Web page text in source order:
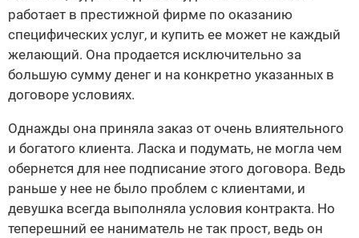
работает в престижной фирме по оказанию
специфических услуг, и купить ее может не каждый
желающий. Она продается исключительно за
большую сумму денег и на конкретно указанных в
договоре условиях.
Однажды она приняла заказ от очень влиятельного
и богатого клиента. Ласка и подумать, не могла чем
обернется для нее подписание этого договора. Ведь
раньше у нее не было проблем с клиентами, и
девушка всегда выполняла условия контракта. Но
теперешний ее наниматель не так прост, ведь он